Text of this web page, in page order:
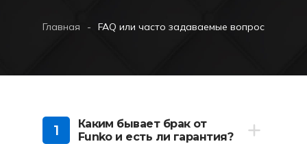
Главная - FAQ или часто задаваемые вопросы
1
Каким бывает брак от
Funko и есть ли гарантия?